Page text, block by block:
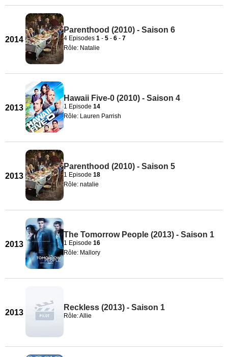
2014
Parenthood (2010) - Saison 6
4 Episodes 1 - 5 - 6 - 7
Rôle: Natalie
2013
Hawaii Five-0 (2010) - Saison 4
1 Episode 14
Rôle: Lauren Parrish
2013
Parenthood (2010) - Saison 5
1 Episode 18
Rôle: natalie
2013
The Tomorrow People (2013) - Saison 1
1 Episode 16
Rôle: Mallory
2013
Reckless (2013) - Saison 1
Rôle: Allie